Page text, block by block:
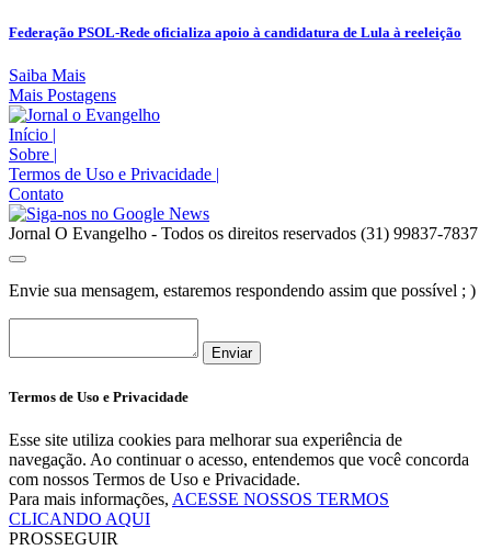
Federação PSOL-Rede oficializa apoio à candidatura de Lula à reeleição
Saiba Mais
Mais Postagens
Início |
Sobre |
Termos de Uso e Privacidade |
Contato
Jornal O Evangelho - Todos os direitos reservados (31) 99837-7837
Envie sua mensagem, estaremos respondendo assim que possível ; )
Enviar
Termos de Uso e Privacidade
Esse site utiliza cookies para melhorar sua experiência de
navegação. Ao continuar o acesso, entendemos que você concorda
com nossos Termos de Uso e Privacidade.
Para mais informações, ACESSE NOSSOS TERMOS
CLICANDO AQUI
PROSSEGUIR